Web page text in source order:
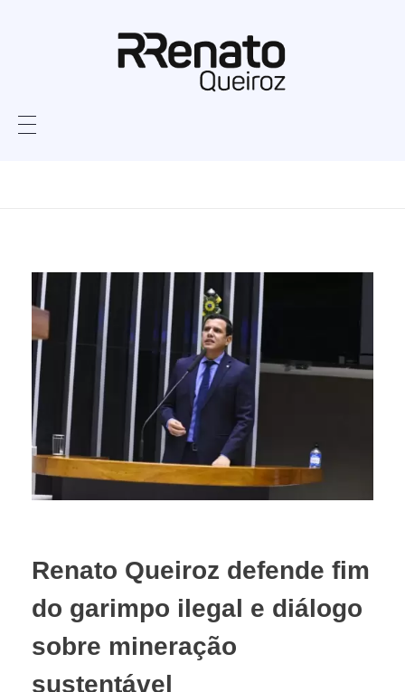
Povos Indígenas
Posts tagged: Povos
Indígenas
Renato Queiroz defende fim
do garimpo ilegal e diálogo
sobre mineração
sustentável